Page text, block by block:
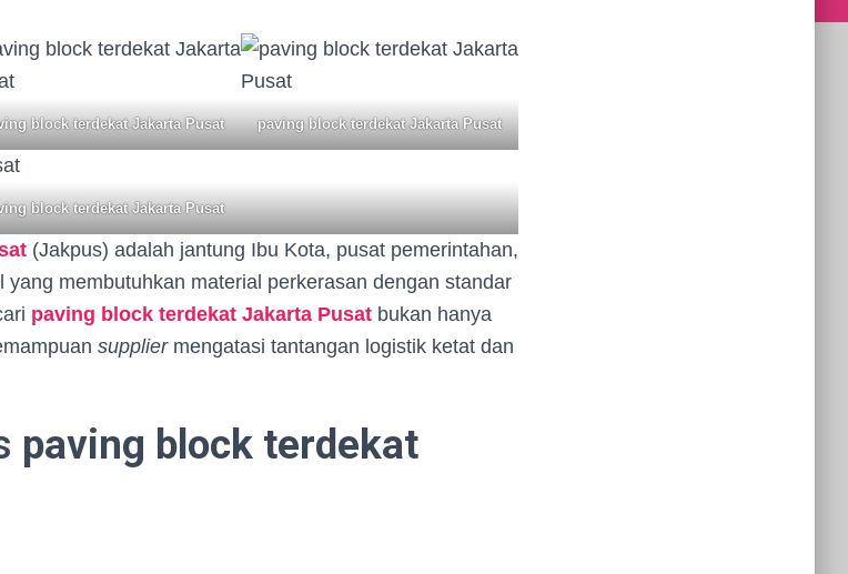
block terdekat Jakarta Pusat paving block terdekat Jakarta Pusat
block terdekat Jakarta Pusat
(Jakpus) adalah jantung Ibu Kota, pusat pemerintahan,
membutuhkan material perkerasan dengan standar
paving block terdekat Jakarta Pusat bukan hanya
suppliermengatasi tantangan logistik ketat dan
paving block terdekat